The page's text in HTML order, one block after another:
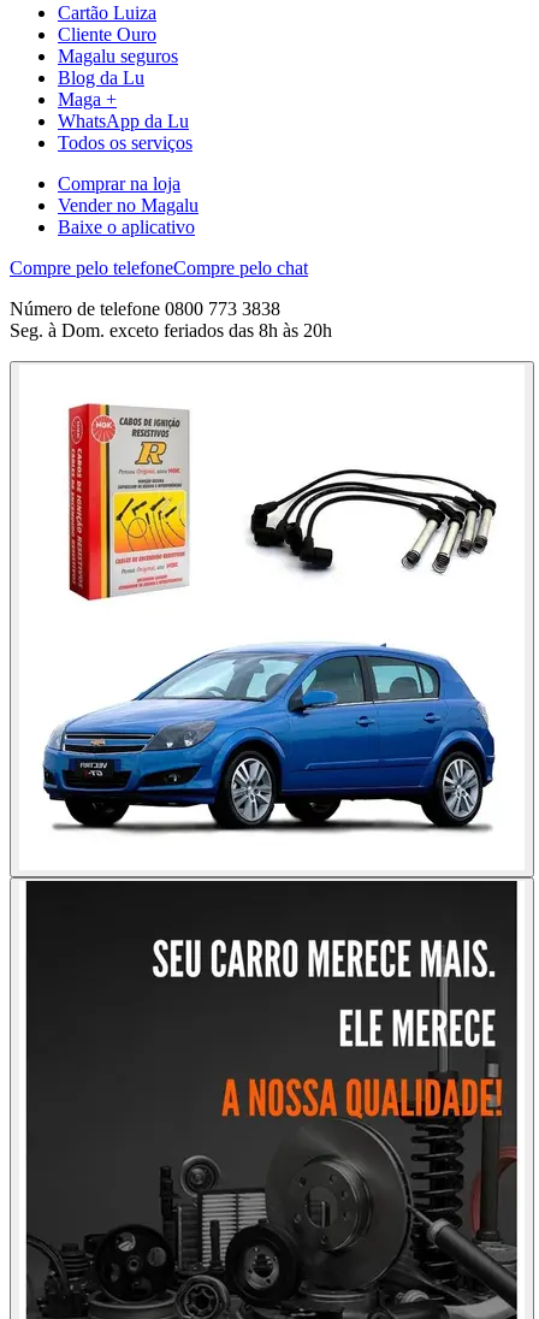
Cartão Luiza
Cliente Ouro
Magalu seguros
Blog da Lu
Maga +
WhatsApp da Lu
Todos os serviços
Comprar na loja
Vender no Magalu
Baixe o aplicativo
Compre pelo telefoneCompre pelo chat
Número de telefone 0800 773 3838
Seg. à Dom. exceto feriados das 8h às 20h